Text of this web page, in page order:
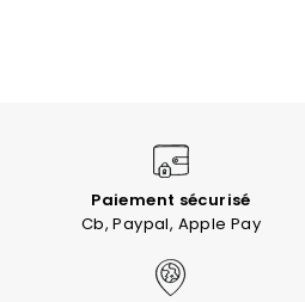
Paiement sécurisé
Cb, Paypal, Apple Pay